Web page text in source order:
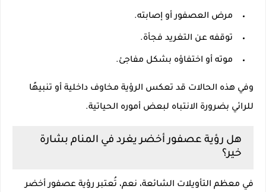
مرض العصفور أو إصابته.
توقفه عن التغريد فجأة.
موته أو اختفاؤه بشكل مفاجئ.
وفي هذه الحالات قد تعكس الرؤية مخاوف داخلية أو تنبيهًا
للرائي بضرورة الانتباه لبعض أموره الحياتية.
هل رؤية عصفور أخضر يغرد في المنام بشارة
خير؟
في معظم التأويلات الشائعة، نعم، تُعتبر رؤية عصفور أخضر